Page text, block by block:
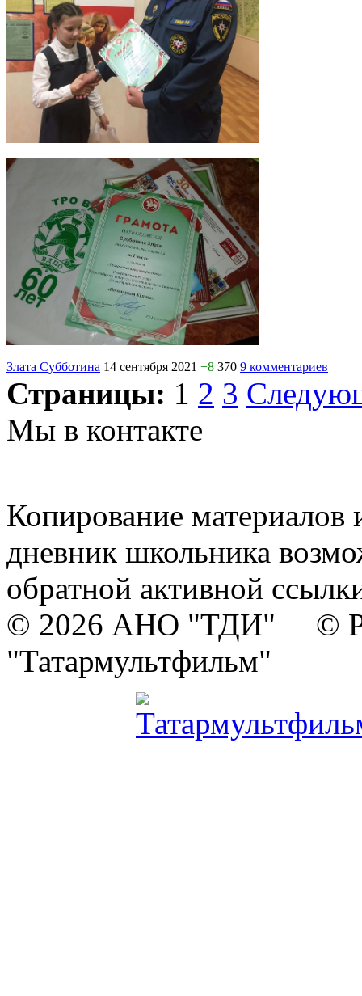
Злата Субботина 14 сентября 2021 +8 370 9 комментариев
Страницы: 1 2 3
Мы в контакте
Копирование материалов
дневник школьника
обратной активной
© 2026 АНО "ТДИ" ©
"Татармультфильм"